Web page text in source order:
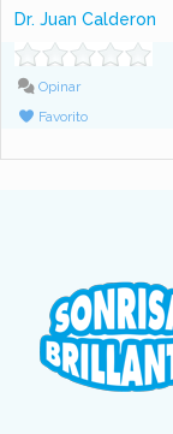
Dr. Juan Calderon
Opinar
Favorito